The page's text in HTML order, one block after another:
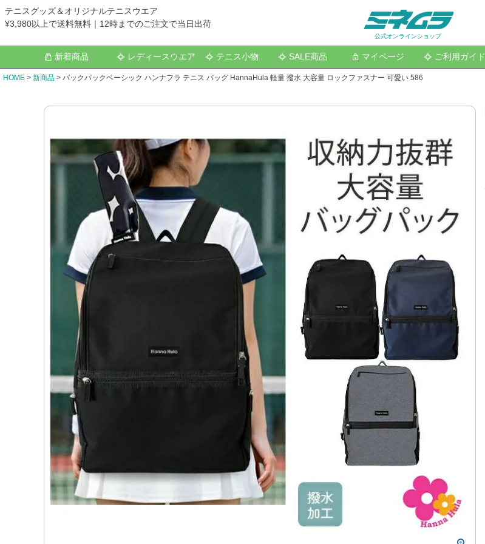
テニスグッズ＆オリジナルテニスウエア
¥3,980以上で送料無料｜12時までのご注文で当日出荷
公式オンラインショップ
新着商品 レディースウエア テニス小物 SALE商品 マイページ ご利用ガイド
検索
HOME 新商品 バックパックベーシック ハンナフラ テニス バッグ HannaHula 軽量 撥水 大容量 ロックファスナー 可愛い 586